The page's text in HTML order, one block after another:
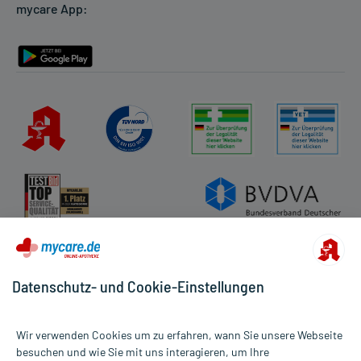
Rückgabe/Widerruf
mycare App:
Datenschutz- und Cookie-Einstellungen
Wir verwenden Cookies um zu erfahren, wann Sie unsere Webseite
besuchen und wie Sie mit uns interagieren, um Ihre